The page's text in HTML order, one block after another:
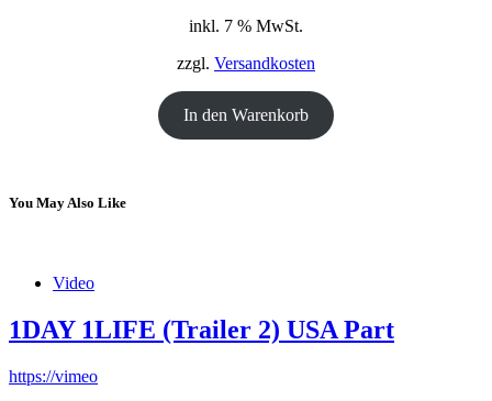
war:
ist:
inkl. 7 % MwSt.
zzgl. Versandkosten
In den Warenkorb
You May Also Like
Video
1DAY 1LIFE (Trailer 2) USA Part
https://vimeo